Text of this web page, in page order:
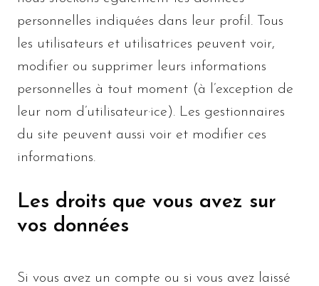
personnelles indiquées dans leur profil. Tous
les utilisateurs et utilisatrices peuvent voir,
modifier ou supprimer leurs informations
personnelles à tout moment (à l’exception de
leur nom d’utilisateur·ice). Les gestionnaires
du site peuvent aussi voir et modifier ces
informations.
Les droits que vous avez sur
vos données
Si vous avez un compte ou si vous avez laissé